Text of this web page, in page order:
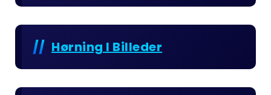
Hørning I Billeder